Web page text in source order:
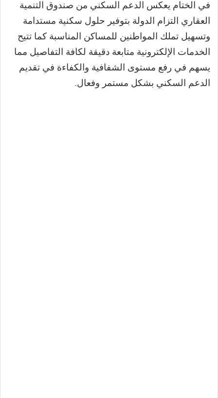
في الختام يعكس الدعم السكني من صندوق التنمية
العقاري التزام الدولة بتوفير حلول سكنية مستدامة
وتسهيل تملك المواطنين للمساكن المناسبة كما تتيح
الخدمات الإلكترونية متابعة دقيقة لكافة التفاصيل مما
يسهم في رفع مستوى الشفافية والكفاءة في تقديم
الدعم السكني بشكل مستمر وفعال.